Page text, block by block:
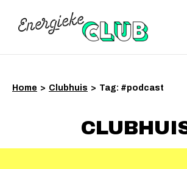
Home > Clubhuis > Tag: #podcast